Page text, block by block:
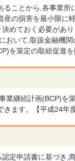
ことから,各事業所
の損害を最小限に
めておく必要があり
おいて,取扱金融機
を策定の取組促進を
業継続計画(BCP)を
ます。【平成24年度
定申請書に基づき,